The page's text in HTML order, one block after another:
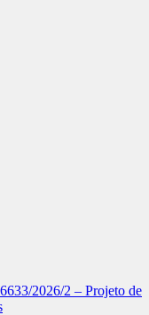
2026/2 – Projeto de